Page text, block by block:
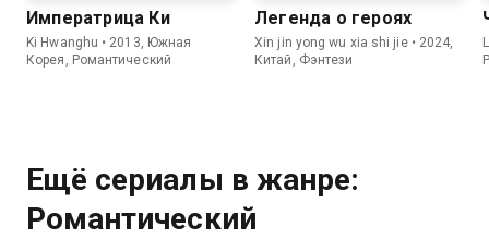
Императрица Ки
Ki Hwanghu • 2013, Южная
Корея, Романтический
Легенда о героях
Xin jin yong wu xia shi jie • 2024,
Китай, Фэнтези
Ещё сериалы в жанре:
Романтический